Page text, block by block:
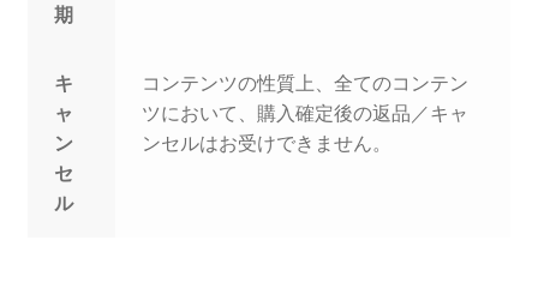
期
キ
ャ
ン
セ
ル
コンテンツの性質上、全てのコンテン
ツにおいて、購入確定後の返品／キャ
ンセルはお受けできません。